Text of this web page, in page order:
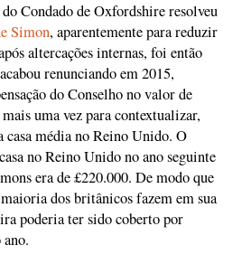
Condado de Oxfordshire resolveu
Simon, aparentemente para reduzir
altercações internas, foi então
renunciando em 2015,
do Conselho no valor de
uma vez para contextualizar,
casa média no Reino Unido. O
no Reino Unido no ano seguinte
era de £220.000. De modo que
dos britânicos fazem em sua
poderia ter sido coberto por